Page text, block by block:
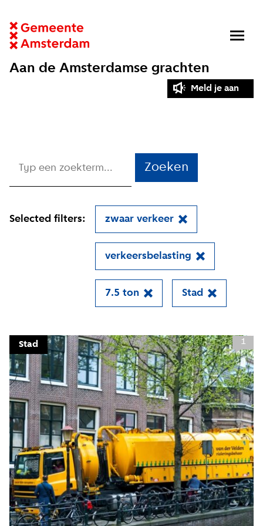
Aan de Amsterdamse grachten
Meld je aan
update
Blijf moeiteloos op de hoogte van al het
reilen en zeilen rond de bruggen en
kademuren in Amsterdam. Meld je aan voor
onze updates en je mist geen verhaal!
E-mailadres
Zoeken
Selected filters: zwaar verkeer
verkeersbelasting
7.5 ton Stad
Stad 1